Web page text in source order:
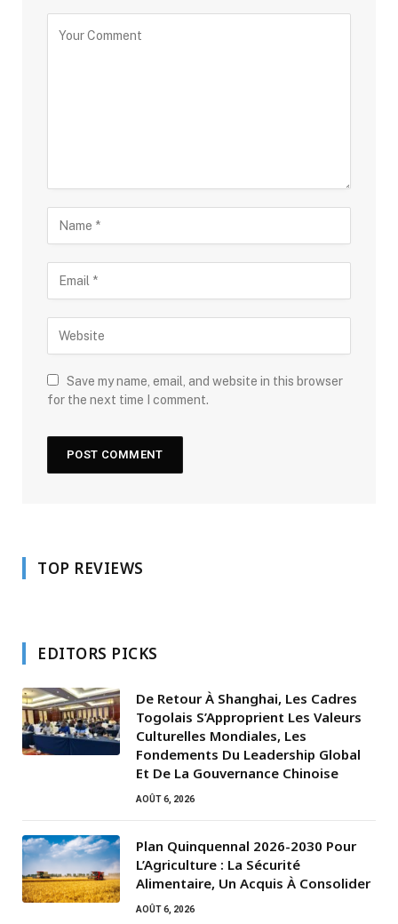
Save my name, email, and website in this browser
for the next time I comment.
TOP REVIEWS
EDITORS PICKS
De Retour À Shanghai, Les Cadres
Togolais S’Approprient Les Valeurs
Culturelles Mondiales, Les
Fondements Du Leadership Global
Et De La Gouvernance Chinoise
AOÛT 6, 2026
Plan Quinquennal 2026-2030 Pour
L’Agriculture : La Sécurité
Alimentaire, Un Acquis À Consolider
AOÛT 6, 2026